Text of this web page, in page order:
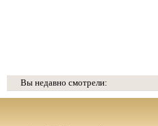
Вы недавно смотрели: